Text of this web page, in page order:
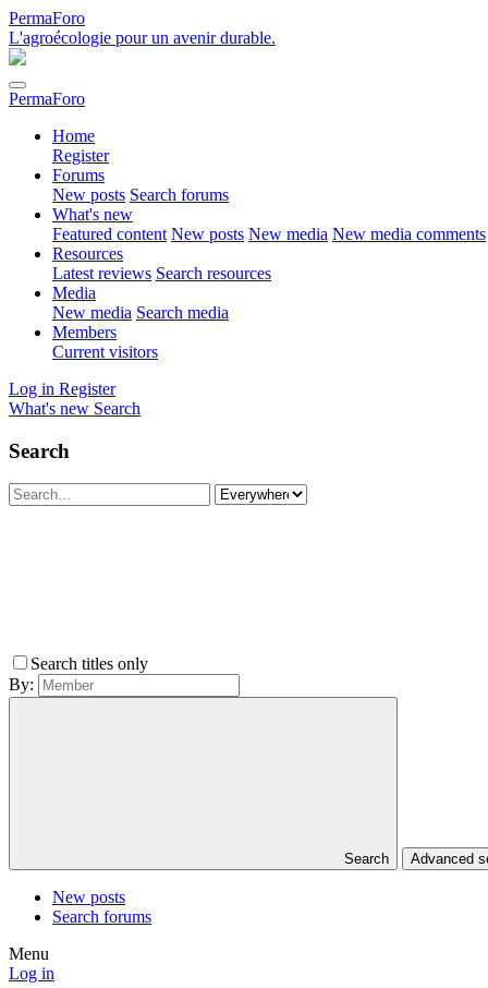
PermaForo
L'agroécologie pour un avenir durable.
PermaForo
Home
Register
Forums
New posts Search forums
What's new
Featured content New posts New media New media comments
Resources
Latest reviews Search resources
Media
New media Search media
Members
Current visitors
Log in Register
What's new Search
Search
Search titles only
By:
Search Advanced
New posts
Search forums
Menu
Log in